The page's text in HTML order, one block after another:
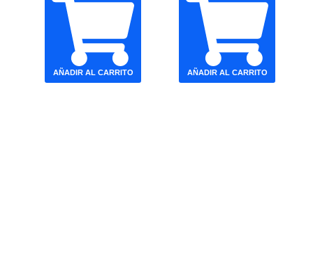
AÑADIR AL CARRITO AÑADIR AL CARRITO